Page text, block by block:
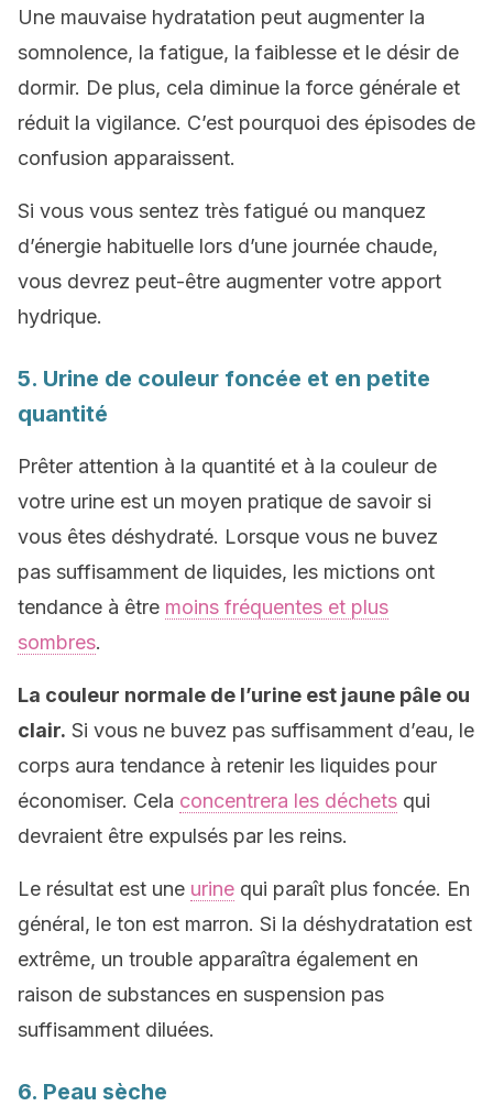
Une mauvaise hydratation peut augmenter la
somnolence, la fatigue, la faiblesse et le désir de
dormir. De plus, cela diminue la force générale et
réduit la vigilance. C’est pourquoi des épisodes de
confusion apparaissent.
Si vous vous sentez très fatigué ou manquez
d’énergie habituelle lors d’une journée chaude,
vous devrez peut-être augmenter votre apport
hydrique.
5. Urine de couleur foncée et en petite
quantité
Prêter attention à la quantité et à la couleur de
votre urine est un moyen pratique de savoir si
vous êtes déshydraté. Lorsque vous ne buvez
pas suffisamment de liquides, les mictions ont
tendance à être moins fréquentes et plus
sombres.
La couleur normale de l’urine est jaune pâle ou
clair. Si vous ne buvez pas suffisamment d’eau, le
corps aura tendance à retenir les liquides pour
économiser. Cela concentrera les déchets qui
devraient être expulsés par les reins.
Le résultat est une urine qui paraît plus foncée. En
général, le ton est marron. Si la déshydratation est
extrême, un trouble apparaîtra également en
raison de substances en suspension pas
suffisamment diluées.
6. Peau sèche